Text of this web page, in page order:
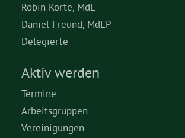
Robin Korte, MdL
Daniel Freund, MdEP
Delegierte
Aktiv werden
Termine
Arbeitsgruppen
Vereinigungen